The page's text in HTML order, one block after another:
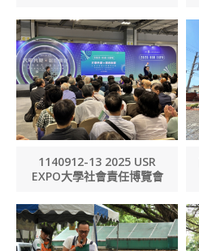
1140912-13 2025 USR
EXPO大學社會責任博覽會